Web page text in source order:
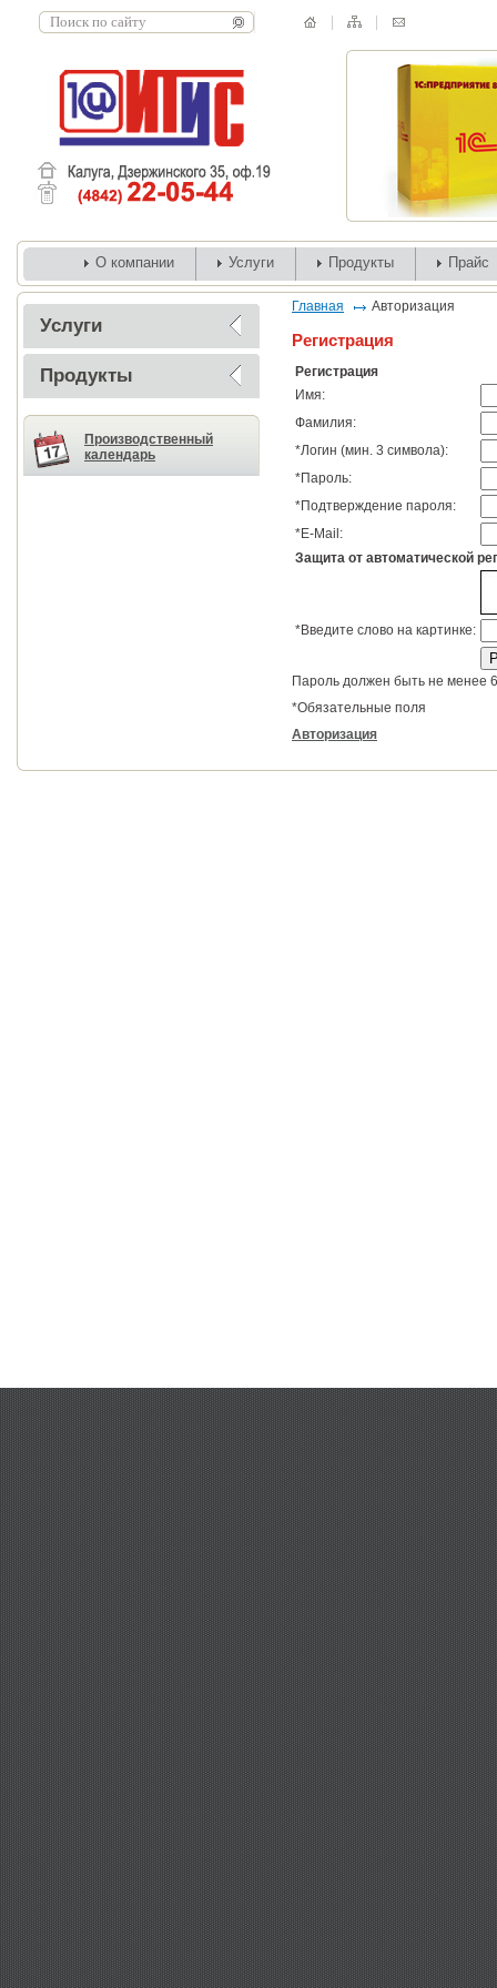
О компании Услуги Продукты Прайс
Услуги
Продукты
Производственный
календарь
Главная Авторизация
Регистрация
Регистрация
Имя:
Фамилия:
*Логин (мин. 3 символа):
*Пароль:
*Подтверждение пароля:
*E-Mail:
Защита от автоматической
*Введите слово на картинке:
Пароль должен быть не менее
*Обязательные поля
Авторизация